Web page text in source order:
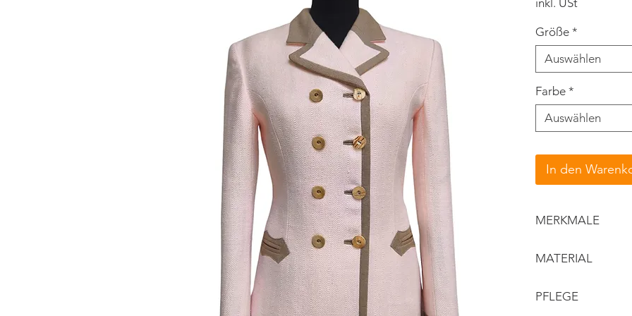
inkl. USt
Größe *
Auswählen
Farbe *
Auswählen
In den
MERKMALE
Kontrastbordüre
MATERIAL
Kontrast:
PFLEGE